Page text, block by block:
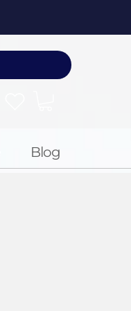
Blog